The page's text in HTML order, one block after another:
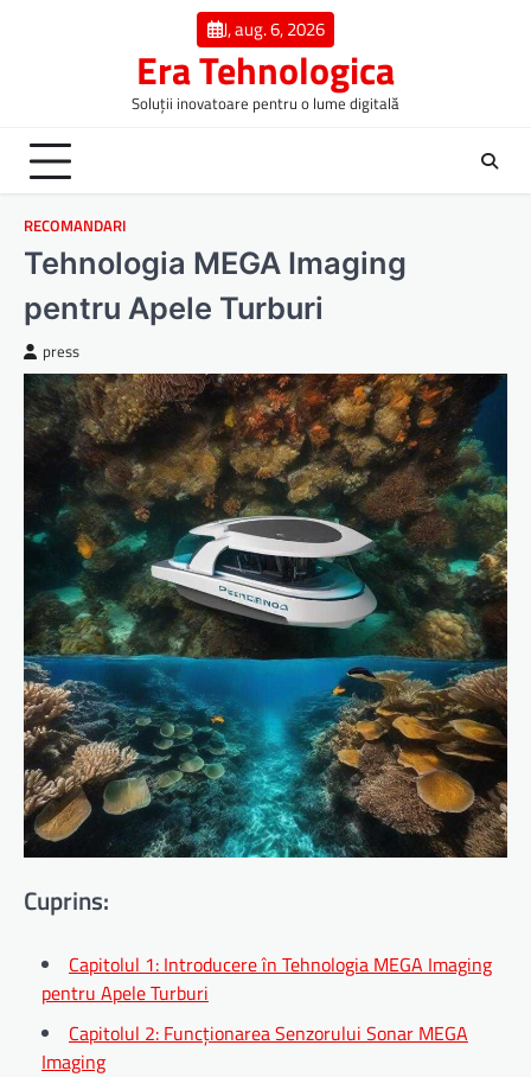
J, aug. 6, 2026
Era Tehnologica
Soluții inovatoare pentru o lume digitală
RECOMANDARI
Tehnologia MEGA Imaging
pentru Apele Turburi
press
Cuprins:
Capitolul 1: Introducere în Tehnologia MEGA Imaging
pentru Apele Turburi
Capitolul 2: Funcționarea Senzorului Sonar MEGA
Imaging